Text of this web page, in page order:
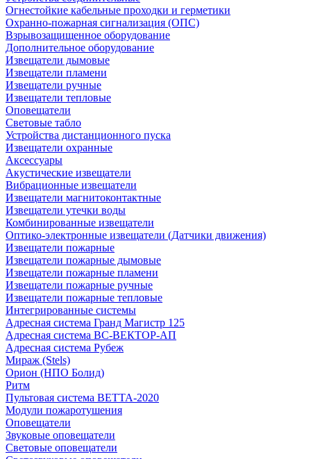
Огнестойкие кабельные проходки и герметики
Охранно-пожарная сигнализация (ОПС)
Взрывозащищенное оборудование
Дополнительное оборудование
Извещатели дымовые
Извещатели пламени
Извещатели ручные
Извещатели тепловые
Оповещатели
Световые табло
Устройства дистанционного пуска
Извещатели охранные
Аксессуары
Акустические извещатели
Вибрационные извещатели
Извещатели магнитоконтактные
Извещатели утечки воды
Комбинированные извещатели
Оптико-электронные извещатели (Датчики движения)
Извещатели пожарные
Извещатели пожарные дымовые
Извещатели пожарные пламени
Извещатели пожарные ручные
Извещатели пожарные тепловые
Интегрированные системы
Адресная система Гранд Магистр 125
Адресная система ВС-ВЕКТОР-АП
Адресная система Рубеж
Мираж (Stels)
Орион (НПО Болид)
Ритм
Пультовая система ВЕТТА-2020
Модули пожаротушения
Оповещатели
Звуковые оповещатели
Световые оповещатели